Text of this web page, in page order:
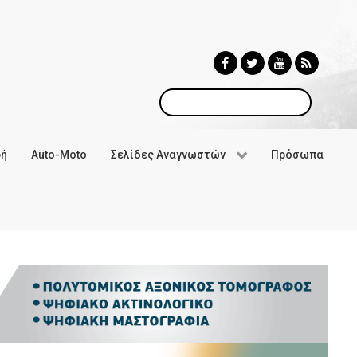
Αναζήτηση
Auto-Moto Σελίδες Αναγνωστών Πρόσωπα